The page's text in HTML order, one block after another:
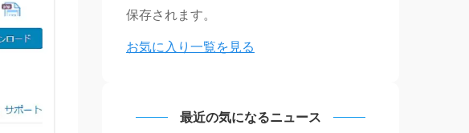
保存されます。
お気に入り一覧を見る
最近の気になるニュース